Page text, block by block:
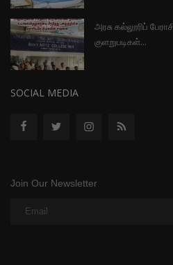
அரசு கல்லூரிப்
குளறுபடிகள்...
SOCIAL MEDIA
Join Our Newsletter